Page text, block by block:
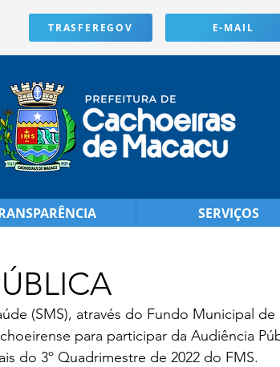
TRASFEREGOV E-MAIL
SERVIÇOS
(SMS), através do Fundo Municipal de
para participar da Audiência
do 3º Quadrimestre de 2022 do FMS.